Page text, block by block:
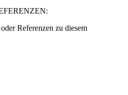
Referenzen zu diesem